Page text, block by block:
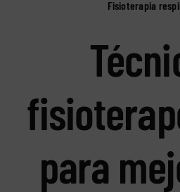
Fisioterapia
para